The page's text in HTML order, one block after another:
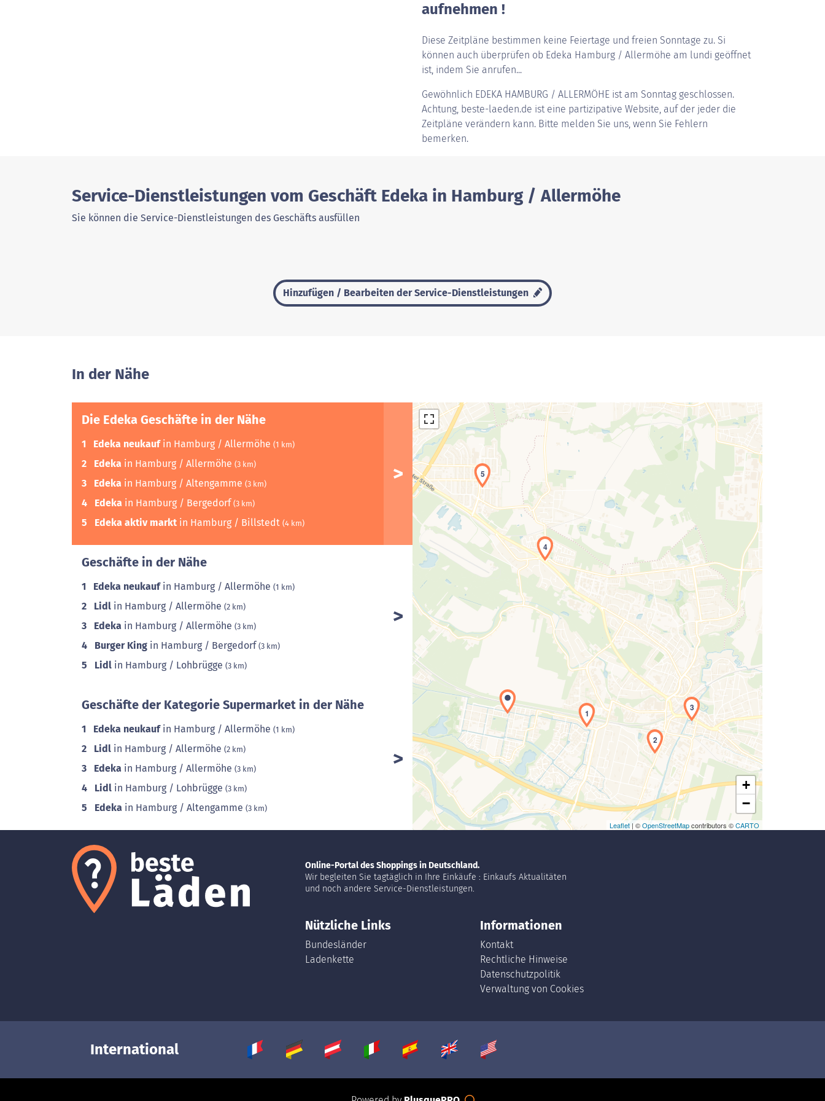
aufnehmen !
Diese Zeitpläne bestimmen keine Feiertage und freien Sonntage zu. Si
können auch überprüfen ob Edeka Hamburg / Allermöhe am lundi geöffnet
ist, indem Sie anrufen...
Gewöhnlich EDEKA HAMBURG / ALLERMÖHE ist am Sonntag geschlossen.
Achtung, beste-laeden.de ist eine partizipative Website, auf der jeder die
Zeitpläne verändern kann. Bitte melden Sie uns, wenn Sie Fehlern
bemerken.
Service-Dienstleistungen vom Geschäft Edeka in Hamburg / Allermöhe
Sie können die Service-Dienstleistungen des Geschäfts ausfüllen
Hinzufügen / Bearbeiten der Service-Dienstleistungen
In der Nähe
Die Edeka Geschäfte in der Nähe
1 Edeka neukaufin Hamburg / Allermöhe (1 km)
2 Edeka in Hamburg / Allermöhe (3 km)
3 Edeka in Hamburg / Altengamme (3 km)
4 Edeka in Hamburg / Bergedorf (3 km)
5 Edeka aktiv markt in Hamburg / Billstedt (4 km)
Geschäfte in der Nähe
1 Edeka neukaufin Hamburg / Allermöhe (1 km)
2 Lidl in Hamburg / Allermöhe (2 km)
3 Edeka in Hamburg / Allermöhe (3 km)
4 Burger King in Hamburg / Bergedorf(3 km)
5 Lidl in Hamburg / Lohbrügge (3 km)
Geschäfte der Kategorie Supermarket in der Nähe
1 Edeka neukaufin Hamburg / Allermöhe (1 km)
2 Lidl in Hamburg / Allermöhe (2 km)
3 Edeka in Hamburg / Allermöhe (3 km)
4 Lidl in Hamburg / Lohbrügge (3 km)
5 Edeka in Hamburg / Altengamme (3 km)
Laden der Karte...
1
2
3
4
5
+
−
Leaflet | ©OpenStreetMapcontributors ©CARTO
Online-Portal des Shoppings in Deutschland.
Wir begleiten Sie tagtäglich in Ihre Einkäufe : Einkaufs Aktualitäten
und noch andere Service-Dienstleistungen.
Nützliche Links
Bundesländer
Ladenkette
Informationen
Kontakt
Rechtliche Hinweise
Datenschutzpolitik
Verwaltung von Cookies
International